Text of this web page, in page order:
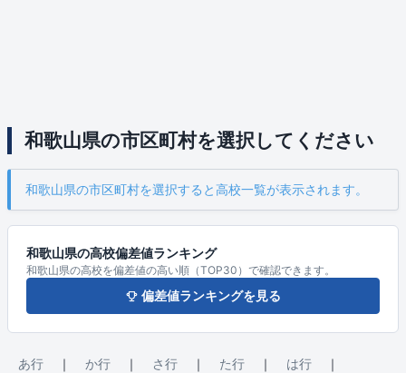
和歌山県の市区町村を選択してください
和歌山県の市区町村を選択すると高校一覧が表示されます。
和歌山県の高校偏差値ランキング
和歌山県の高校を偏差値の高い順（TOP30）で確認できます。
偏差値ランキングを見る
あ行 ｜ か行 ｜ さ行 ｜ た行 ｜ は行 ｜